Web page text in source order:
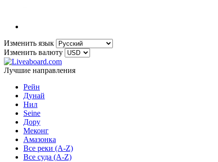
Изменить язык
Изменить валюту
Лучшие направления
Рейн
Дунай
Нил
Seine
Дору
Меконг
Амазонка
Все реки (A-Z)
Все суда (A-Z)